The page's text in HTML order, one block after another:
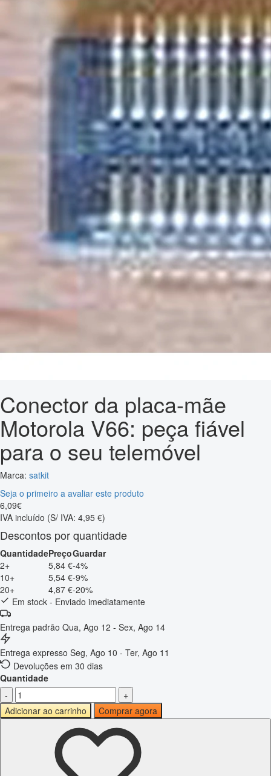
Conector da placa-mãe
Motorola V66: peça fiável
para o seu telemóvel
Marca: satkit
Seja o primeiro a avaliar este produto
6,09€
IVA incluído (S/ IVA: 4,95 €)
Descontos por quantidade
QuantidadePreçoGuardar
2+
5,84 €-4%
10+
5,54 €-9%
20+
4,87 €-20%
Em stock - Enviado imediatamente
Entrega padrão Qua, Ago 12 - Sex, Ago 14
Entrega expresso Seg, Ago 10 - Ter, Ago 11
Devoluções em 30 dias
Quantidade
-
+
Adicionar ao carrinho
Comprar agora